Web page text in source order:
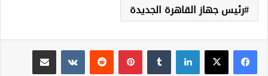
رئيس جهاز القاهرة الجديدة
لينكدإن بينتيريست